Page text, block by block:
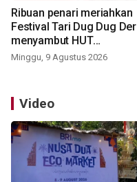
Ribuan penari meriahkan
Festival Tari Dug Dug Der
menyambut HUT
Kemerdekaan
Minggu, 9 Agustus 2026
Video